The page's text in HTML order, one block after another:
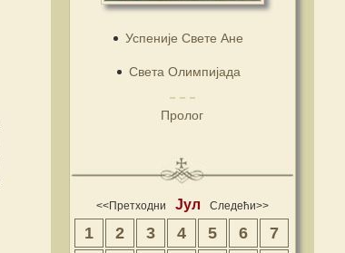
Успеније Свете Ане
Света Олимпијада
Пролог
<<Претходни Јул Следећи>>
1 2 3 4 5 6
7